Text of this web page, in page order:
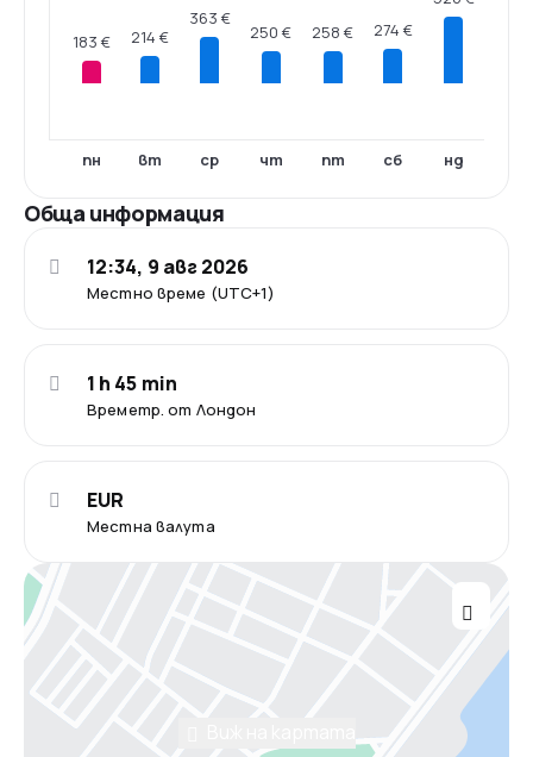
183 €
пн
214 €
вт
363 €
ср
250 €
чт
258 €
пт
274 €
сб нд
Обща информация
Местно време (UTC+1)
12:34, 9 авг 2026
Времетр. от Лондон
1 h 45 min
Местна валута
EUR